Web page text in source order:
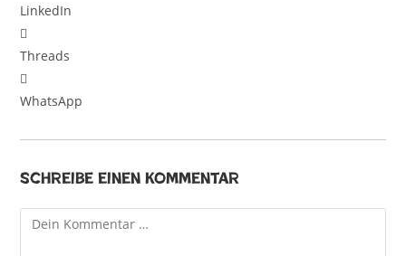
LinkedIn
Threads
WhatsApp
Schreibe einen Kommentar
Kommentar